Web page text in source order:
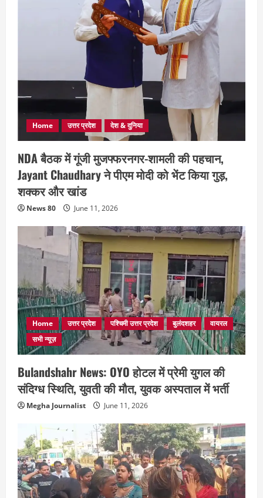
Home उत्तर प्रदेश देश & दुनिया
NDA बैठक में गूंजी मुजफ्फरनगर-शामली की पहचान,
Jayant Chaudhary ने पीएम मोदी को भेंट किया गुड़,
शक्कर और खांड
News 80 June 11, 2026
Home उत्तर प्रदेश पश्चिमी उत्तर प्रदेश बुलंदशहर
वायरल
सभी न्यूज़
Bulandshahr News: OYO होटल में प्रेमी युगल की
संदिग्ध स्थिति, युवती की मौत, युवक अस्पताल में भर्ती
Megha Journalist June 11, 2026